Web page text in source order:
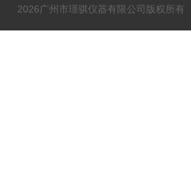
2026广州市璟骐仪器有限公司版权所有